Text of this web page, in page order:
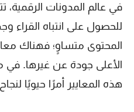
في عالم المدونات
للحصول على انتباه القراء
المحتوى متساوٍ؛ فهناك
الأعلى جودة عن غيرها. في
هذه المعايير أمرًا حيويًا